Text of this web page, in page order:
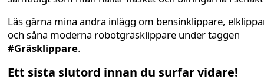
Läs gärna mina andra inlägg om bensinklippare,
och såna moderna robotgräsklippare under taggen
#Gräsklippare.
Ett sista slutord innan du surfar vidare!